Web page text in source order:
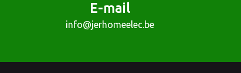
E-mail
info@jerhomeelec.be